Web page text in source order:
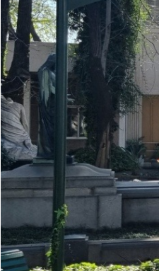
Obras
diacónicas
Institucional
Historias &
patrimonio
Visitas
Guiadas